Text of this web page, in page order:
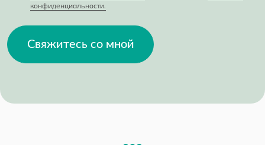
конфиденциальности.
Свяжитесь со мной